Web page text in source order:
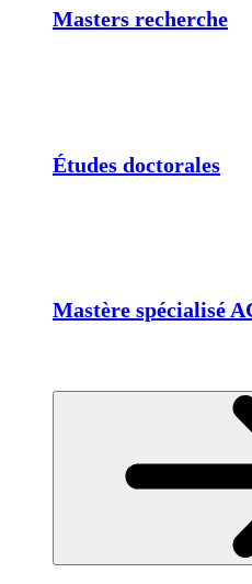
Masters recherche
Études doctorales
Mastère spécialisé